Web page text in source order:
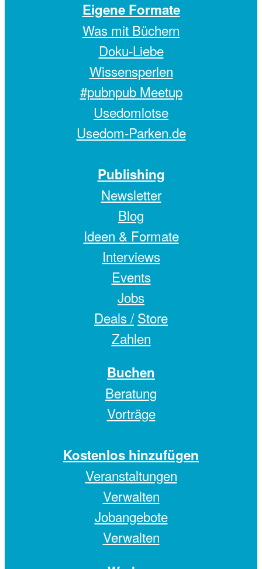
Eigene Formate
Was mit Büchern
Doku-Liebe
Wissensperlen
#pubnpub Meetup
Usedomlotse
Usedom-Parken.de
Publishing
Newsletter
Blog
Ideen & Formate
Interviews
Events
Jobs
Deals / Store
Zahlen
Buchen
Beratung
Vorträge
Kostenlos hinzufügen
Veranstaltungen
Verwalten
Jobangebote
Verwalten